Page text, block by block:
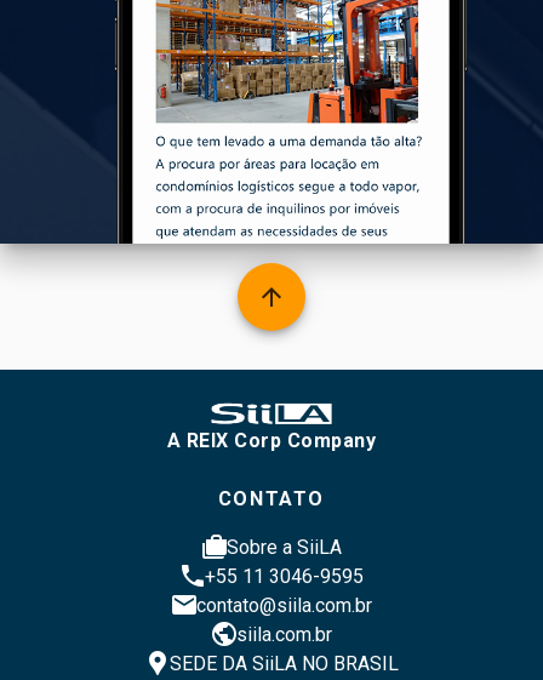
arrow_upward
A REIX Corp Company
CONTATO
casesSobre a SiiLA
phone+55 11 3046-9595
emailcontato@siila.com.br
publicsiila.com.br
location_pinSEDE DA SiiLA NO BRASIL